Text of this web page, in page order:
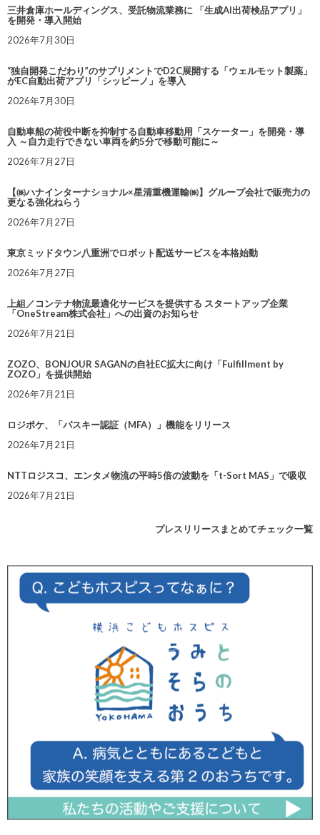
三井倉庫ホールディングス、受託物流業務に 「生成AI出荷検品アプリ」
を開発・導入開始
2026年7月30日
“独自開発こだわり”のサプリメントでD2C展開する「ウェルモット製薬」
がEC自動出荷アプリ「シッピーノ」を導入
2026年7月30日
自動車船の荷役中断を抑制する自動車移動用「スケーター」を開発・導
入 ～自力走行できない車両を約5分で移動可能に～
2026年7月27日
【㈱ハナインターナショナル×星清重機運輸㈱】グループ会社で販売力の
更なる強化ねらう
2026年7月27日
東京ミッドタウン八重洲でロボット配送サービスを本格始動
2026年7月27日
上組／コンテナ物流最適化サービスを提供する スタートアップ企業
「OneStream株式会社」への出資のお知らせ
2026年7月21日
ZOZO、BONJOUR SAGANの自社EC拡大に向け「Fulfillment by
ZOZO」を提供開始
2026年7月21日
ロジポケ、「パスキー認証（MFA）」機能をリリース
2026年7月21日
NTTロジスコ、エンタメ物流の平時5倍の波動を「t-Sort MAS」で吸収
2026年7月21日
プレスリリースまとめてチェック一覧